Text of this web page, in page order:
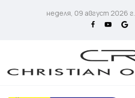
неделя, 09 август 2026 г.